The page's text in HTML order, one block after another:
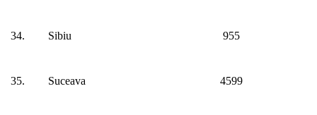
34. Sibiu 955
35. Suceava 4599